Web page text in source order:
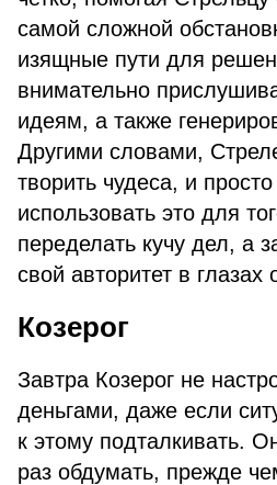
самой сложной
изящные пути для
внимательно
идеям, а также
Другими словами,
творить чудеса, и
использовать это для
переделать кучу дел, а
свой авторитет в
Козерог
Завтра Козерог не
деньгами, даже если
к этому подталкивать.
раз обдумать, прежде